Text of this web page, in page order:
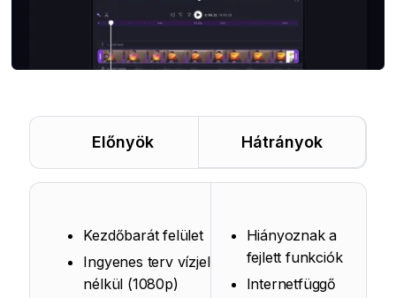
Előnyök Hátrányok
Kezdőbarát felület
Ingyenes terv vízjel
nélkül (1080p)
Hiányoznak a
fejlett funkciók
Internetfüggő